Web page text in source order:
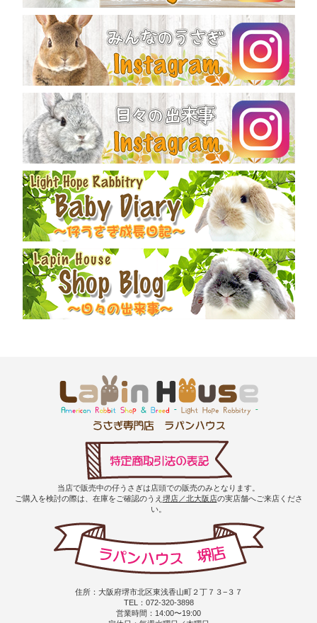
当店で販売中の仔うさぎは店頭での販売のみとなります。
ご購入を検討の際は、在庫をご確認のうえ 堺店／北大阪店の実店舗へご来店くださ
い。
住所：大阪府堺市北区東浅香山町２丁７３−３７
TEL：072-320-3898
営業時間：14:00〜19:00